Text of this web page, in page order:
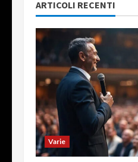
ARTICOLI RECENTI
Varie